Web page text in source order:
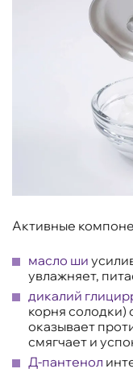
Активные
масло ши
увлажняет,
дикалий
корня солодки)
оказывает
смягчает и
Д-пантенол